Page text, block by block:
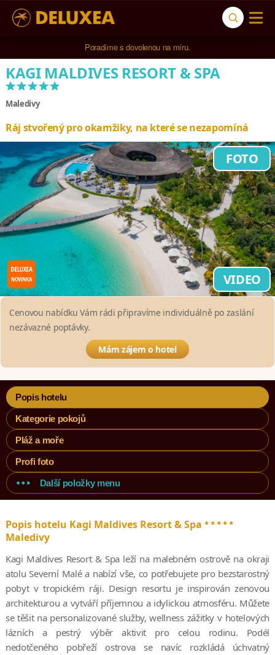
Poradíme s dovolenou na míru.
5* cestovní kancelář na luxusní dovolenou od 100.000 Kč.
KAGI MALDIVES RESORT & SPA
*****
Maledivy
Ráj stvořený pro okamžiky, na které se nezapomíná
FOTO
VIDEO
Cenovou nabídku Vám rádi připravíme individuálně po zaslání
nezávazné poptávky.
Mám zájem o hotel
Popis hotelu
Kategorie pokojů
Pláž a moře
Profi foto
Další položky menu
Popis hotelu Kagi Maldives Resort & Spa *****
Maledivy
Kagi Maldives Resort & Spa leží na malebném ostrově na okraji
atolu Severní Malé a nabízí vše, co potřebujete pro bezstarostný
pobyt v tropickém ráji. Design resortu je inspirován zenovou
architekturou a vytváří příjemnou a idylickou atmosféru. Můžete
se těšit na personalizované služby, wellness zážitky v hotelových
lázních a pestrý výběr aktivit pro celou rodinu. Podél
nedotčeného pobřeží ostrova se navíc rozkládá úchvatný